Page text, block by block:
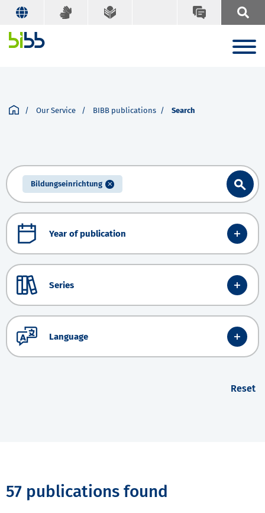
Our Service BIBB publications Search
Bildungseinrichtung
Year of publication
Series
Language
Reset
57 publications found